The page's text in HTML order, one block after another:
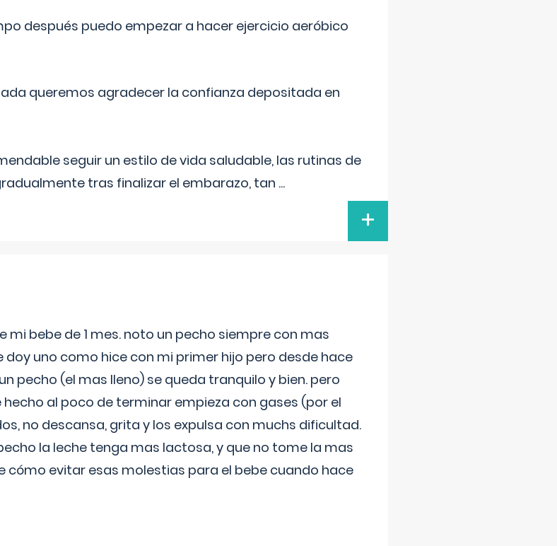
después puedo empezar a hacer ejercicio aeróbico
queremos agradecer la confianza depositada en
seguir un estilo de vida saludable, las rutinas de
tras finalizar el embarazo, tan ...
+
bebe de 1 mes. noto un pecho siempre con mas
uno como hice con mi primer hijo pero desde hace
pecho (el mas lleno) se queda tranquilo y bien. pero
al poco de terminar empieza con gases (por el
no descansa, grita y los expulsa con muchs dificultad.
la leche tenga mas lactosa, y que no tome la mas
cómo evitar esas molestias para el bebe cuando hace